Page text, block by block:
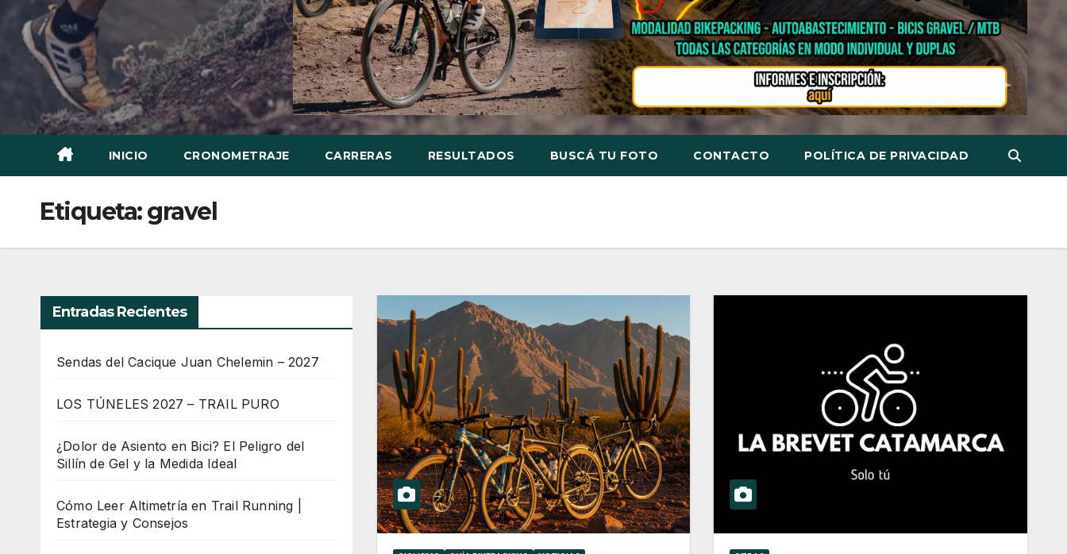
INICIO CRONOMETRAJE CARRERAS RESULTADOS BUSCÁ TU FOTO CONTACTO POLÍTICA DE PRIVACIDAD
Etiqueta:gravel
Entradas Recientes
Sendas del Cacique Juan Chelemin – 2027
LOS TÚNELES 2027 – TRAIL PURO
¿Dolor de Asiento en Bici? El Peligro del
Sillín de Gel y la Medida Ideal
Cómo Leer Altimetría en Trail Running |
Estrategia y Consejos